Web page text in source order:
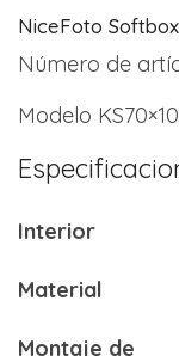
NiceFoto
Número de
Modelo
Interior
Material
Montaje de